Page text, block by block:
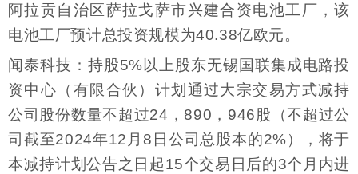
阿拉贡自治区萨拉戈萨市兴建合资电池工厂，该
电池工厂预计总投资规模为40.38亿欧元。
闻泰科技：持股5%以上股东无锡国联集成电路投
资中心（有限合伙）计划通过大宗交易方式减持
公司股份数量不超过24，890，946股（不超过公
司截至2024年12月8日公司总股本的2%），将于
本减持计划公告之日起15个交易日后的3个月内进